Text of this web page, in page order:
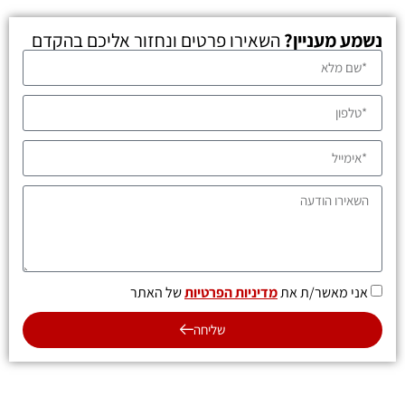
נשמע מעניין? השאירו פרטים ונחזור אליכם בהקדם
אני מאשר/ת אתמדיניות הפרטיותשל האתר
שליחה